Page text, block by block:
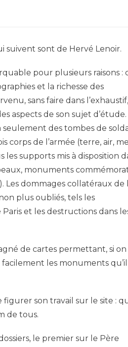
suivent sont de Hervé Lenoir.
pour plusieurs raisons :
et la richesse des
sans faire dans
aspects de son sujet
des tombes de
corps de l’armée (terre, air,
les supports mis à disposition
monuments
Les dommages collatéraux de
plus oubliés, tels les
et les destructions dans
de cartes permettant, si
les monuments qu’il
figurer son travail sur le site :
de tous.
le premier sur le Père